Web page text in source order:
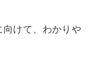
けて、わかりや